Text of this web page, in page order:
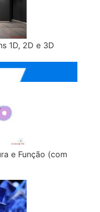
1D, 2D e 3D
e Função (com